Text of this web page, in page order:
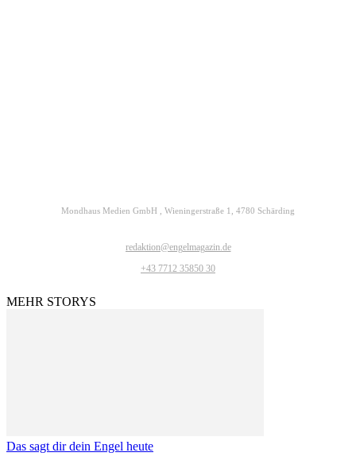
Mondhaus Medien GmbH , Wieningerstraße 1, 4780 Schärding
redaktion@engelmagazin.de
+43 7712 35850 30
MEHR STORYS
Das sagt dir dein Engel heute